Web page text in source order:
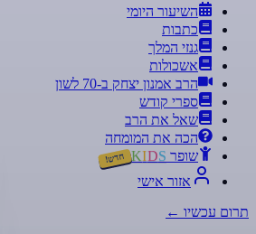
השיעור היומי
כתבות
גנזי המלך
אשכולות
הרב אמנון יצחק ב-70 לשון
ספרי קודש
שאל את הרב
הכה את המומחה
שופר
KIDS חדש!
אזור אישי
תרום עכשיו ←